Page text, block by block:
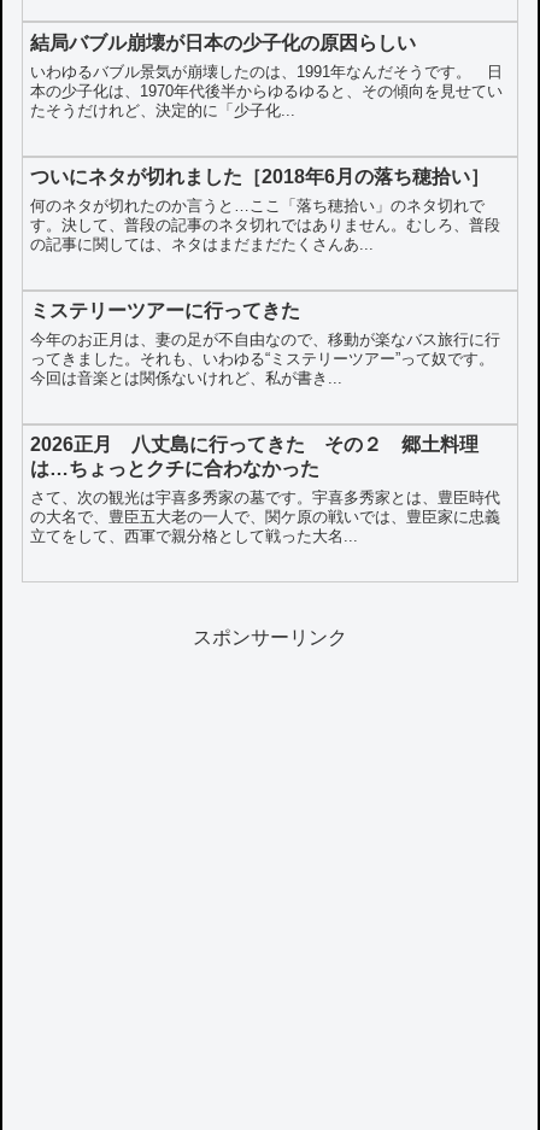
結局バブル崩壊が日本の少子化の原因らしい
いわゆるバブル景気が崩壊したのは、1991年なんだそうです。 日
本の少子化は、1970年代後半からゆるゆると、その傾向を見せてい
たそうだけれど、決定的に「少子化...
ついにネタが切れました［2018年6月の落ち穂拾い］
何のネタが切れたのか言うと…ここ「落ち穂拾い」のネタ切れで
す。決して、普段の記事のネタ切れではありません。むしろ、普段
の記事に関しては、ネタはまだまだたくさんあ...
ミステリーツアーに行ってきた
今年のお正月は、妻の足が不自由なので、移動が楽なバス旅行に行
ってきました。それも、いわゆる“ミステリーツアー”って奴です。
今回は音楽とは関係ないけれど、私が書き...
2026正月 八丈島に行ってきた その２ 郷土料理
は…ちょっとクチに合わなかった
さて、次の観光は宇喜多秀家の墓です。宇喜多秀家とは、豊臣時代
の大名で、豊臣五大老の一人で、関ケ原の戦いでは、豊臣家に忠義
立てをして、西軍で親分格として戦った大名...
スポンサーリンク